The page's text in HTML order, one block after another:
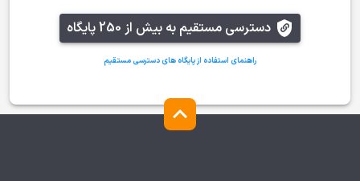
دسترسی مستقیم به بیش از 250 پایگاه
راهنمای استفاده از پایگاه های دسترسی مستقیم